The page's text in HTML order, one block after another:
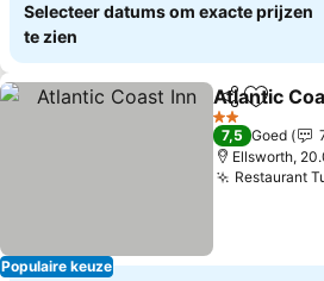
Selecteer datums om exacte prijzen
te zien
Populaire keuze
Delen
Atlantic
2 Sterren
7,5 Goed
Ellsworth,
Restaurant